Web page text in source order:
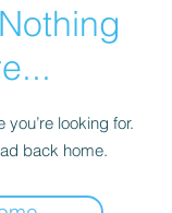
you’re looking for.
back home.